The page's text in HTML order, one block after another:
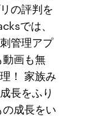
の評判を
では、
管理アプ
動画も無
！ 家族み
長をふり
成長をい